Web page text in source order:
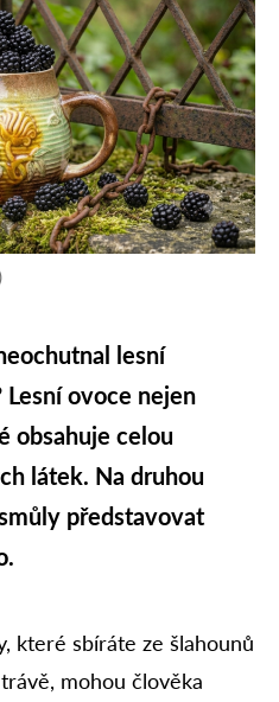
lesní
ovoce nejen
obsahuje celou
látek. Na druhou
představovat
které sbíráte ze šlahounů
mohou člověka